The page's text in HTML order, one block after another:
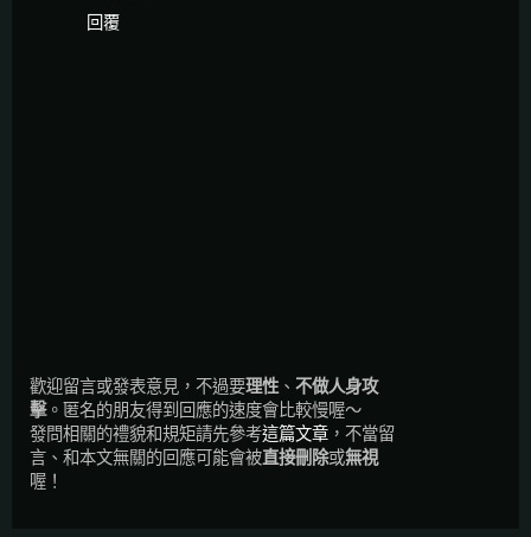
回覆
歡迎留言或發表意見，不過要理性、 不做人身攻
擊。匿名的朋友得到回應的速度會比較慢喔～
發問相關的禮貌和規矩請先參考這篇文章 ，不當留
言、和本文無關的回應可能會被直接刪除或無視
喔！